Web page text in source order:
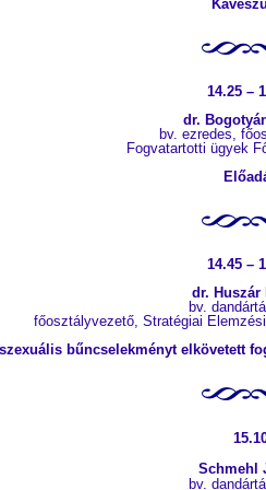
14.25 –
dr.
bv. ezredes,
Fogvatartotti ügyek
14.45 –
dr. Huszár
bv.
főosztályvezető, Stratégiai
bűncselekményt elkövetett
Schmehl
bv.